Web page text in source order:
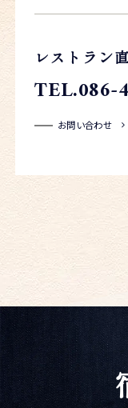
レストラン
TEL.086-
お問い合わせ